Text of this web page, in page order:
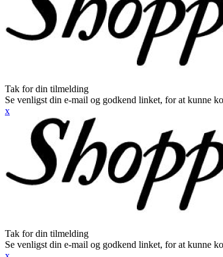
Tak for din tilmelding
Se venligst din e-mail og godkend linket, for at kunne
x
Tak for din tilmelding
Se venligst din e-mail og godkend linket, for at kunne